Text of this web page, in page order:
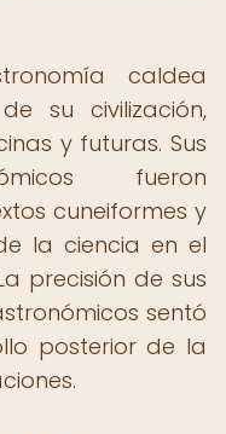
caldea
su civilización,
y futuras. Sus
fueron
cuneiformes y
la ciencia en el
precisión de sus
sentó
posterior de la